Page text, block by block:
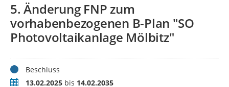
5. Änderung FNP zum
vorhabenbezogenen B-Plan "SO
Photovoltaikanlage Mölbitz"
StatusBeschluss
Zeitraum13.02.2025 bis 14.02.2035